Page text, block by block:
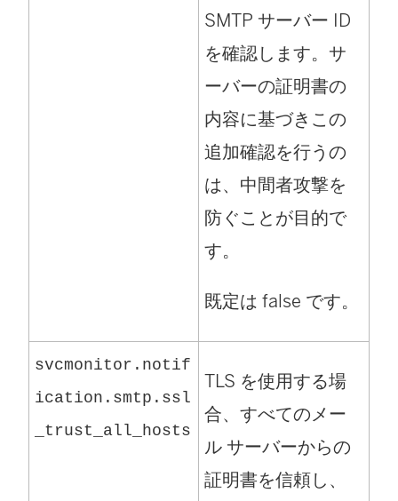
し
い
ウ
ィ
ン
ド
ウ
ン
ク
が
開
く
)
SMTP サーバー ID
を確認します。サ
ーバーの証明書の
内容に基づきこの
追加確認を行うの
は、中間者攻撃を
防ぐことが目的で
す。
既定は false です。
svcmonitor.notif
ication.smtp.ssl
_trust_all_hosts
TLS を使用する場
合、すべてのメー
ル サーバーからの
証明書を信頼し、